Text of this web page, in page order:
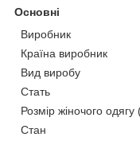
Основні
Виробник
Країна виробник
Вид виробу
Стать
Розмір жіночого одягу
Стан